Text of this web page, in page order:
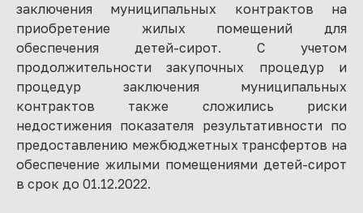
заключения муниципальных контрактов на
приобретение жилых помещений для
обеспечения детей-сирот. С учетом
продолжительности закупочных процедур и
процедур заключения муниципальных
контрактов также сложились риски
недостижения показателя результативности по
предоставлению межбюджетных трансфертов на
обеспечение жилыми помещениями детей-сирот
в срок до 01.12.2022.